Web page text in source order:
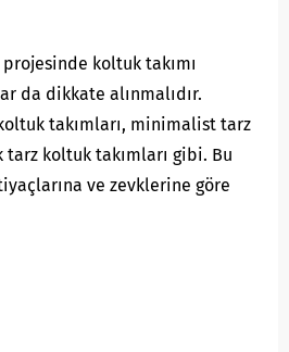
koltuk takımı
da dikkate alınmalıdır.
takımları, minimalist tarz
tarz koltuk takımları gibi. Bu
ve zevklerine göre